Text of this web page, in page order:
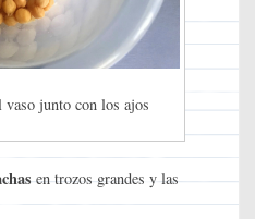
vaso junto con los ajos
en trozos grandes y las